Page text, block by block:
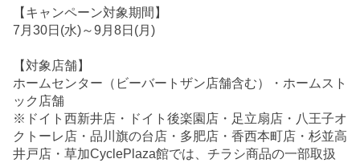
【キャンペーン対象期間】
7月30日(水)～9月8日(月)
【対象店舗】
ホームセンター（ビーバートザン店舗含む）・ホームスト
ック店舗
※ドイト西新井店・ドイト後楽園店・足立扇店・八王子オ
クトーレ店・品川旗の台店・多肥店・香西本町店・杉並高
井戸店・草加CyclePlaza館では、チラシ商品の一部取扱